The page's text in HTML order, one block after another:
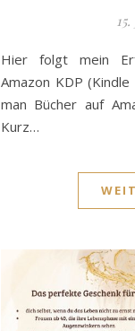
Hier folgt mein
Amazon KDP
man Bücher auf
Kurz…